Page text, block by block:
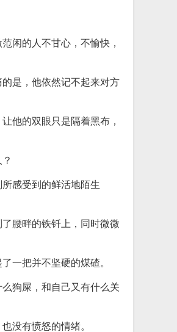
闲的人不甘心，不愉快，
是，他依然记不起来对方
他的双眼只是隔着黑布，
感受到的鲜活地陌生
腰畔的铁钎上，同时微微
一把并不坚硬的煤碴。
狗屎，和自己又有什么关
没有愤怒的情绪。